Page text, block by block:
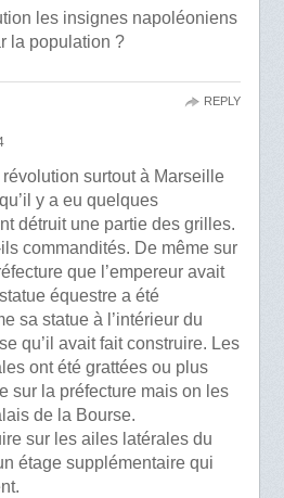
les insignes napoléoniens
la population ?
révolution surtout à Marseille
y a eu quelques
détruit une partie des grilles.
commandités. De même sur
que l’empereur avait
équestre a été
sa statue à l’intérieur du
qu’il avait fait construire. Les
ont été grattées ou plus
sur la préfecture mais on les
de la Bourse.
sur les ailes latérales du
étage supplémentaire qui
REPLY